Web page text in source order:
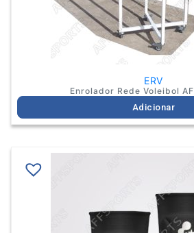
ERV
Enrolador Rede Voleibol
Adicionar